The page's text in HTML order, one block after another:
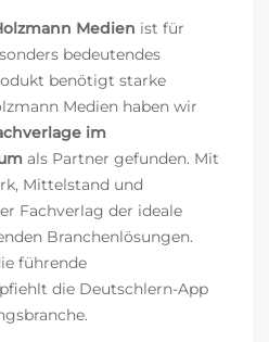
Medien ist für
bedeutendes
benötigt starke
Medien haben wir
im
als Partner gefunden. Mit
Mittelstand und
Fachverlag der ideale
Branchenlösungen.
führende
die Deutschlern-App